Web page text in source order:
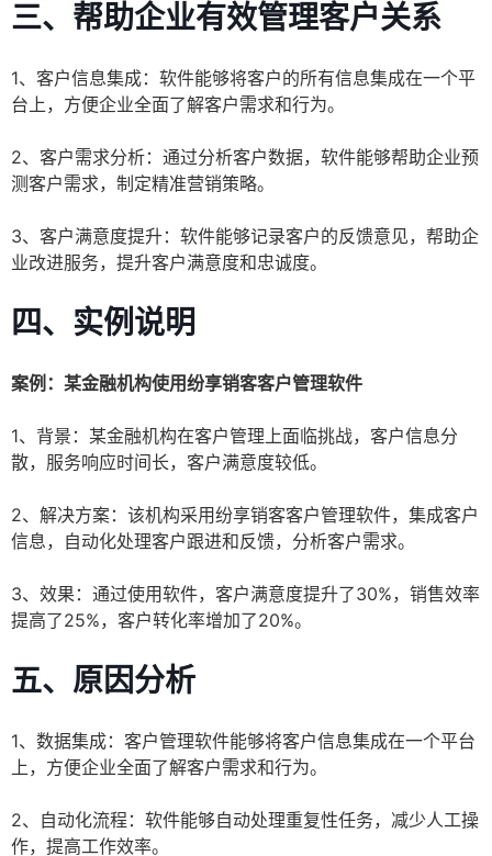
三、帮助企业有效管理客户关系
1、客户信息集成：软件能够将客户的所有信息集成在一个平
台上，方便企业全面了解客户需求和行为。
2、客户需求分析：通过分析客户数据，软件能够帮助企业预
测客户需求，制定精准营销策略。
3、客户满意度提升：软件能够记录客户的反馈意见，帮助企
业改进服务，提升客户满意度和忠诚度。
四、实例说明
案例：某金融机构使用纷享销客客户管理软件
1、背景：某金融机构在客户管理上面临挑战，客户信息分
散，服务响应时间长，客户满意度较低。
2、解决方案：该机构采用纷享销客客户管理软件，集成客户
信息，自动化处理客户跟进和反馈，分析客户需求。
3、效果：通过使用软件，客户满意度提升了30%，销售效率
提高了25%，客户转化率增加了20%。
五、原因分析
1、数据集成：客户管理软件能够将客户信息集成在一个平台
上，方便企业全面了解客户需求和行为。
2、自动化流程：软件能够自动处理重复性任务，减少人工操
作，提高工作效率。